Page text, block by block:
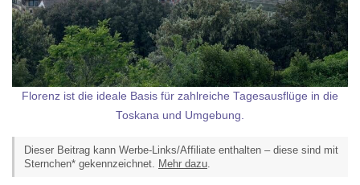
Florenz ist die ideale Basis für zahlreiche Tagesausflüge in die
Toskana und Umgebung.
Dieser Beitrag kann Werbe-Links/Affiliate enthalten – diese sind mit
Sternchen* gekennzeichnet. Mehr dazu.